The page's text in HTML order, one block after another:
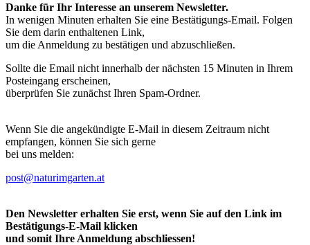
Danke für Ihr Interesse an unserem Newsletter.
In wenigen Minuten erhalten Sie eine Bestätigungs-Email. Folgen
Sie dem darin enthaltenen Link,
um die Anmeldung zu bestätigen und abzuschließen.
Sollte die Email nicht innerhalb der nächsten 15 Minuten in Ihrem
Posteingang erscheinen,
überprüfen Sie zunächst Ihren Spam-Ordner.
Wenn Sie die angekündigte E-Mail in diesem Zeitraum nicht
empfangen, können Sie sich gerne
bei uns melden:
post@naturimgarten.at
Den Newsletter erhalten Sie erst, wenn Sie auf den Link im
Bestätigungs-E-Mail klicken
und somit Ihre Anmeldung abschliessen!